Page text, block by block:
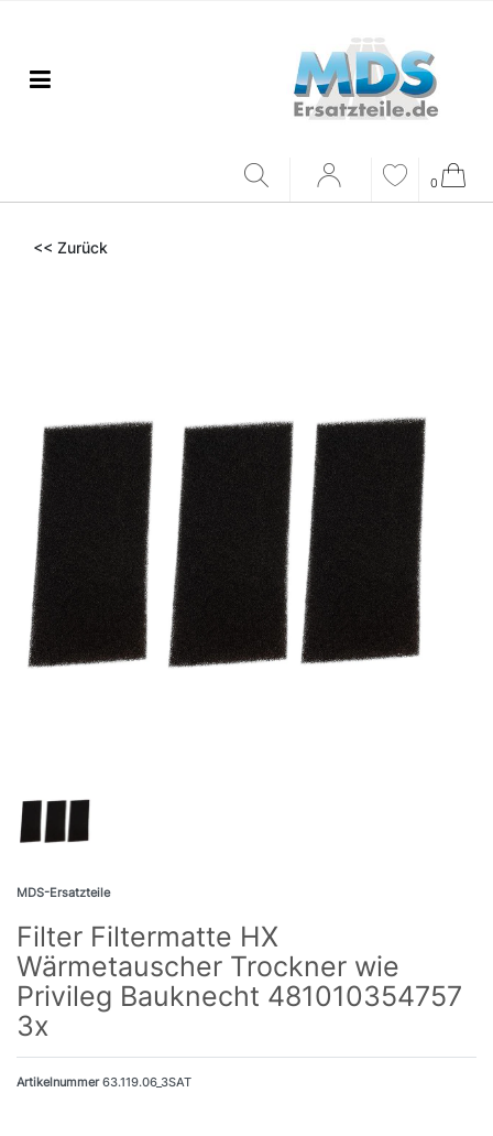
0
<< Zurück
MDS-Ersatzteile
Filter Filtermatte HX
Wärmetauscher Trockner wie
Privileg Bauknecht 481010354757
3x
Artikelnummer63.119.06_3SAT